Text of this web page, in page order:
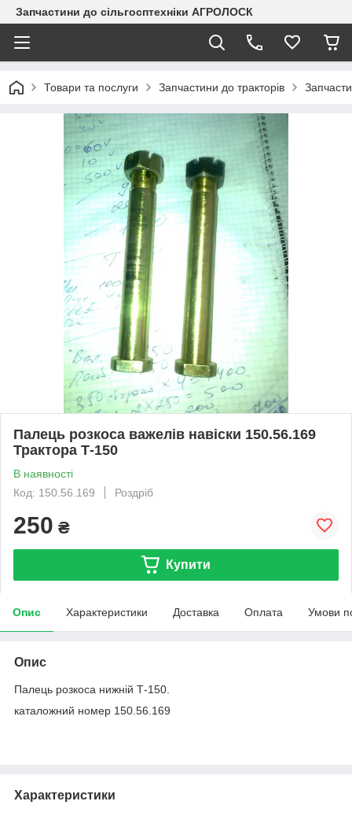
Запчастини до сільгосптехніки АГРОЛОСК
Товари та послуги Запчастини до тракторів
Палець розкоса важелів навіски 150.56.169
Трактора Т-150
В наявності
Код: 150.56.169
Роздріб
250 ₴
Купити
Опис Характеристики Доставка Оплата Умови
Опис
Палець розкоса нижній Т-150.
каталожний номер 150.56.169
Характеристики